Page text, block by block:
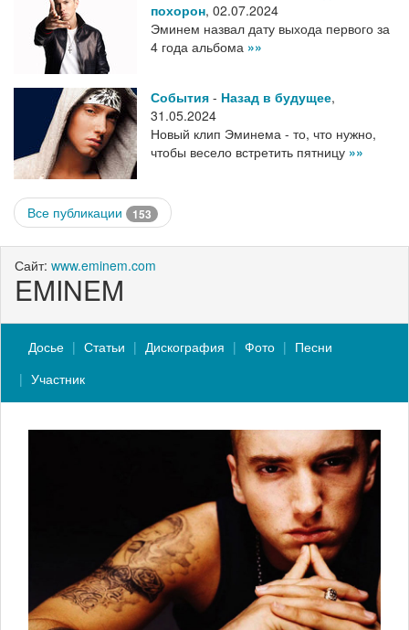
похорон, 02.07.2024
Эминем назвал дату выхода первого за
4 года альбома »»
События - Назад в будущее,
31.05.2024
Новый клип Эминема - то, что нужно,
чтобы весело встретить пятницу »»
Все публикации 153
Сайт: www.eminem.com
EMINEM
Досье Статьи Дискография Фото
Песни
Участник